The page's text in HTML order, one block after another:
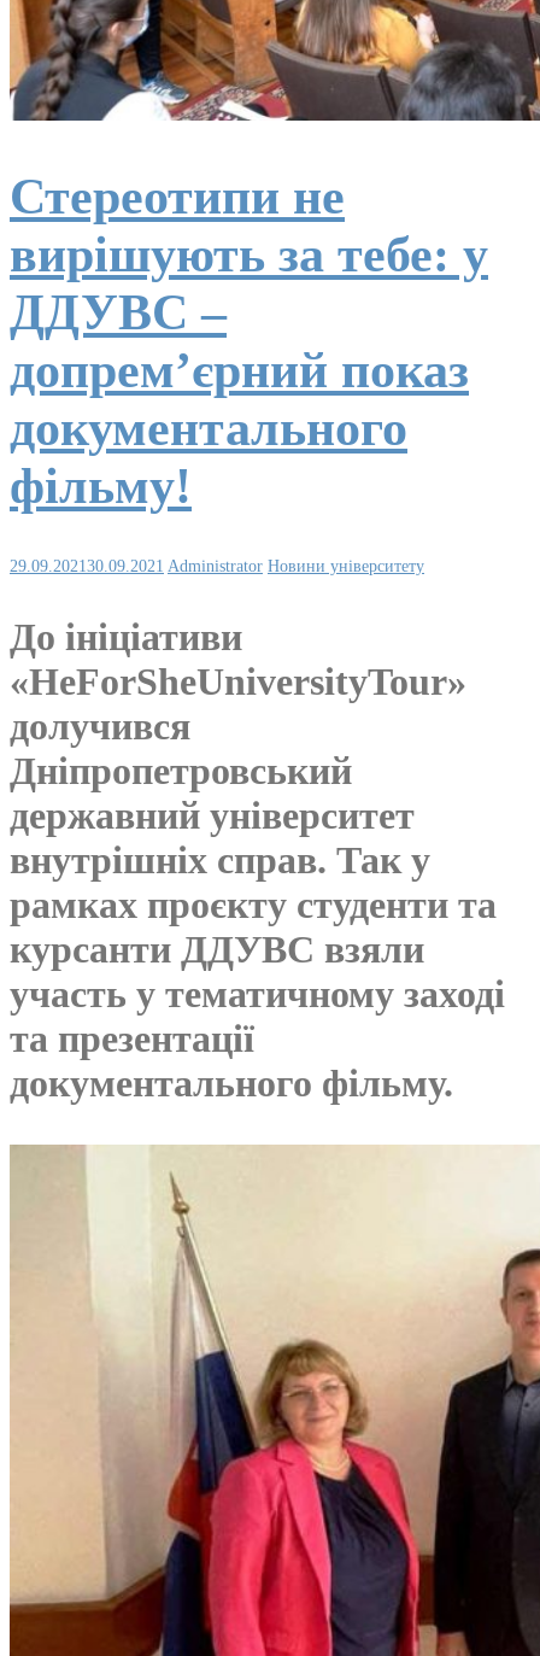
Стереотипи не
вирішують за тебе: у
ДДУВС –
допрем’єрний показ
документального
фільму!
29.09.202130.09.2021 Administrator Новини університету
До ініціативи
«HeForSheUniversityTour»
долучився
Дніпропетровський
державний університет
внутрішніх справ. Так у
рамках проєкту студенти та
курсанти ДДУВС взяли
участь у тематичному заході
та презентації
документального фільму.